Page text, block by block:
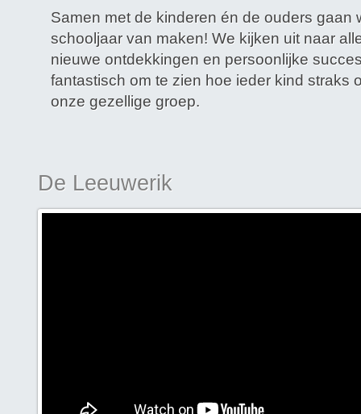
Samen met de kinderen én de ouders gaan
schooljaar van maken! We kijken uit naar
nieuwe ontdekkingen en persoonlijke
fantastisch om te zien hoe ieder kind straks
onze gezellige groep.
De Leeuwerik